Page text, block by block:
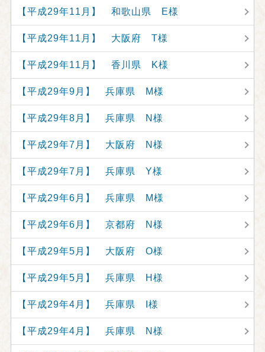
【平成29年11月】 和歌山県 E様
【平成29年11月】 大阪府 T様
【平成29年11月】 香川県 K様
【平成29年9月】 兵庫県 M様
【平成29年8月】 兵庫県 N様
【平成29年7月】 大阪府 N様
【平成29年7月】 兵庫県 Y様
【平成29年6月】 兵庫県 M様
【平成29年6月】 京都府 N様
【平成29年5月】 大阪府 O様
【平成29年5月】 兵庫県 H様
【平成29年4月】 兵庫県 I様
【平成29年4月】 兵庫県 N様